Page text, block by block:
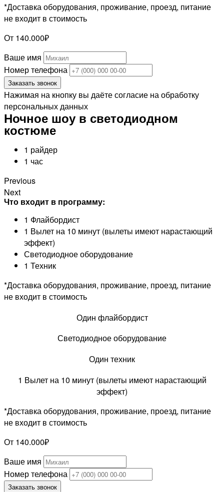
*Доставка оборудования, проживание, проезд, питание
не входит в стоимость
От 140.000₽
Ваше имя
Номер телефона
Заказать звонок
Нажимая на кнопку вы даёте согласие на обработку
персональных данных
Ночное шоу в светодиодном
костюме
1 райдер
1 час
Previous
Next
Что входит в программу:
1 Флайбордист
1 Вылет на 10 минут (вылеты имеют нарастающий
эффект)
Светодиодное оборудование
1 Техник
*Доставка оборудования, проживание, проезд, питание
не входит в стоимость
Один флайбордист
Светодиодное оборудование
Один техник
1 Вылет на 10 минут (вылеты имеют нарастающий
эффект)
*Доставка оборудования, проживание, проезд, питание
не входит в стоимость
От 140.000₽
Ваше имя
Номер телефона
Заказать звонок